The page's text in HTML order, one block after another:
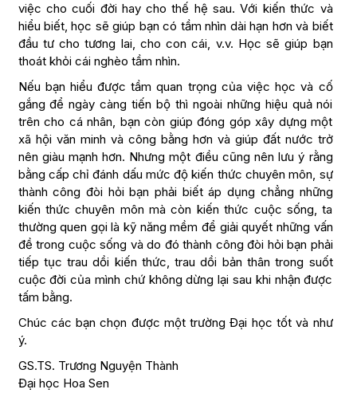
việc cho cuối đời hay cho thế hệ sau. Với kiến thức và
hiểu biết, học sẽ giúp bạn có tầm nhìn dài hạn hơn và biết
đầu tư cho tương lai, cho con cái, v.v. Học sẽ giúp bạn
thoát khỏi cái nghèo tầm nhìn.
Nếu bạn hiểu được tầm quan trọng của việc học và cố
gắng để ngày càng tiến bộ thì ngoài những hiệu quả nói
trên cho cá nhân, bạn còn giúp đóng góp xây dựng một
xã hội văn minh và công bằng hơn và giúp đất nước trở
nên giàu mạnh hơn. Nhưng một điều cũng nên lưu ý rằng
bằng cấp chỉ đánh dấu mức độ kiến thức chuyên môn, sự
thành công đòi hỏi bạn phải biết áp dụng chẳng những
kiến thức chuyên môn mà còn kiến thức cuộc sống, ta
thường quen gọi là kỹ năng mềm để giải quyết những vấn
đề trong cuộc sống và do đó thành công đòi hỏi bạn phải
tiếp tục trau dồi kiến thức, trau dồi bản thân trong suốt
cuộc đời của mình chứ không dừng lại sau khi nhận được
tấm bằng.
Chúc các bạn chọn được một trường Đại học tốt và như
ý.
GS.TS. Trương Nguyện Thành
Đại học Hoa Sen